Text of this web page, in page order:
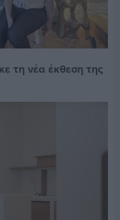
τη νέα έκθεση της